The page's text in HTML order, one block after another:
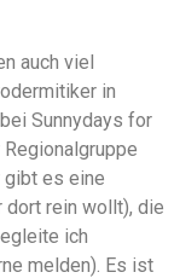
auch viel
in
Sunnydays for
gibt es eine
dort rein wollt), die
ich
melden). Es ist